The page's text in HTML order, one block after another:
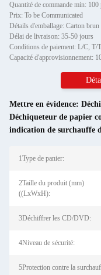
Quantité de commande min: 100
Prix: To be Communicated
Détails d'emballage: Carton brun
Délai de livraison: 35-50 jours
Conditions de paiement: L/C, T/T
Capacité d'approvisionnement:
Mettre en évidence:
Déchiqueteur de papier
indication de surchauffe
1Type de panier:
2Taille du produit (mm)
((LxWxH):
3Déchiffrer les CD/DVD:
4Niveau de sécurité:
5Protection contre la